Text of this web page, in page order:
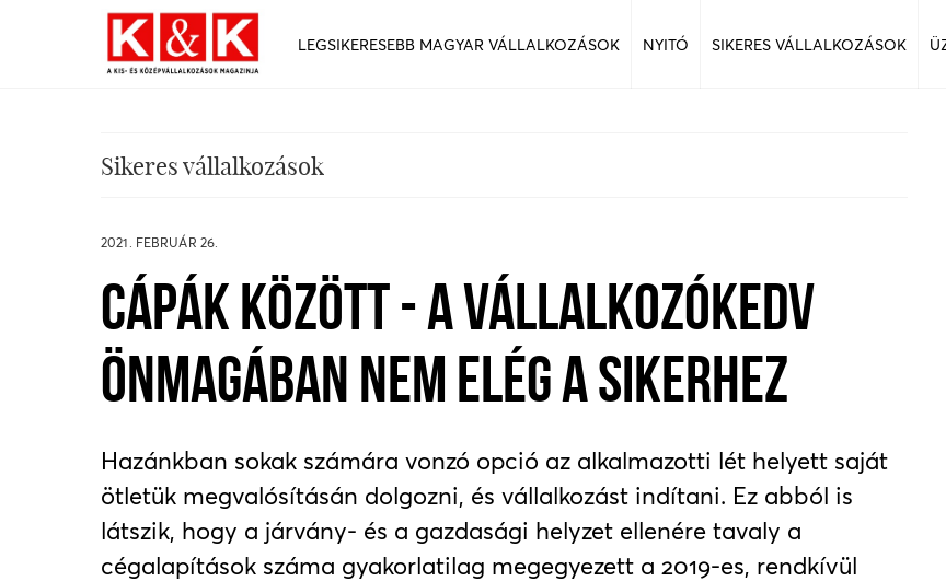
LEGSIKERESEBB MAGYAR VÁLLALKOZÁSOK NYITÓ SIKERES VÁLLALKOZÁSOK
Sikeres vállalkozások
2021. FEBRUÁR 26.
CÁPÁK KÖZÖTT - A VÁLLALKOZÓKEDV
ÖNMAGÁBAN NEM ELÉG A SIKERHEZ
Hazánkban sokak számára vonzó opció az alkalmazotti lét helyett saját
ötletük megvalósításán dolgozni, és vállalkozást indítani. Ez abból is
látszik, hogy a járvány- és a gazdasági helyzet ellenére tavaly a
cégalapítások száma gyakorlatilag megegyezett a 2019-es, rendkívül